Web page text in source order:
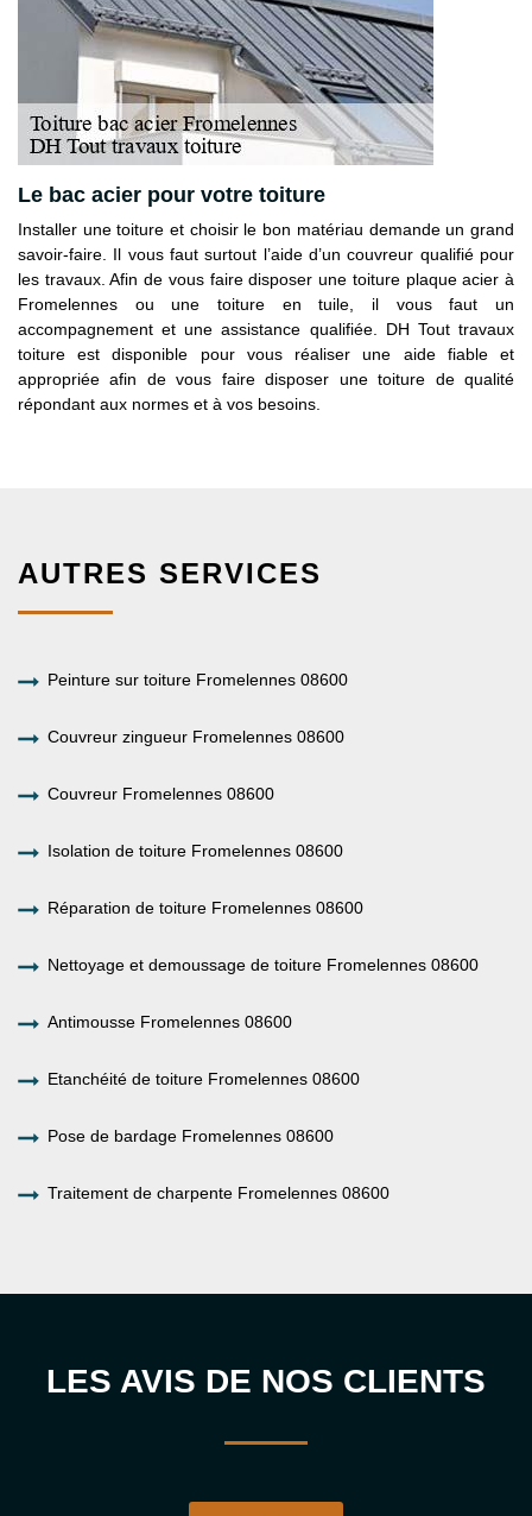
Le bac acier pour votre toiture
Installer une toiture et choisir le bon matériau demande un grand
savoir-faire. Il vous faut surtout l’aide d’un couvreur qualifié pour
les travaux. Afin de vous faire disposer une toiture plaque acier à
Fromelennes ou une toiture en tuile, il vous faut un
accompagnement et une assistance qualifiée. DH Tout travaux
toiture est disponible pour vous réaliser une aide fiable et
appropriée afin de vous faire disposer une toiture de qualité
répondant aux normes et à vos besoins.
AUTRES SERVICES
Peinture sur toiture Fromelennes 08600
Couvreur zingueur Fromelennes 08600
Couvreur Fromelennes 08600
Isolation de toiture Fromelennes 08600
Réparation de toiture Fromelennes 08600
Nettoyage et demoussage de toiture Fromelennes 08600
Antimousse Fromelennes 08600
Etanchéité de toiture Fromelennes 08600
Pose de bardage Fromelennes 08600
Traitement de charpente Fromelennes 08600
LES AVIS DE NOS CLIENTS